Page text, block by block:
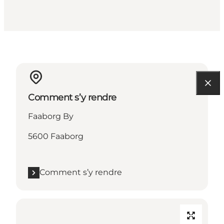
Comment s’y rendre
Faaborg By
5600 Faaborg
Comment s’y rendre